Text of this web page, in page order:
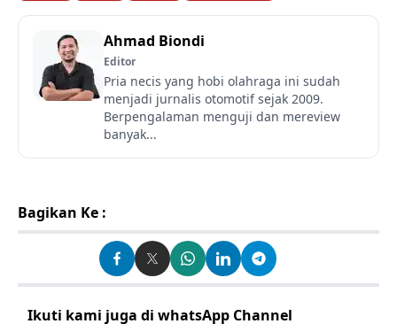
Ahmad Biondi
Editor
Pria necis yang hobi olahraga ini sudah
menjadi jurnalis otomotif sejak 2009.
Berpengalaman menguji dan mereview
banyak...
Bagikan Ke :
Ikuti kami juga di whatsApp Channel